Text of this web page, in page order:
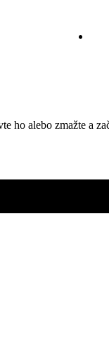
O spoločnosti
ho alebo zmažte a